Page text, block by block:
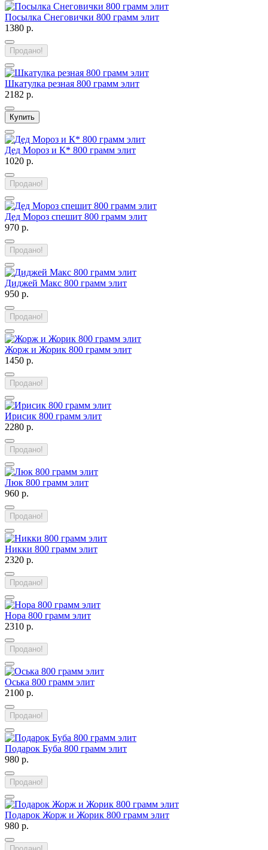
Посылка Снеговички 800 грамм элит
1380 р.
Продано!
Шкатулка резная 800 грамм элит
2182 р.
Купить
Дед Мороз и К* 800 грамм элит
1020 р.
Продано!
Дед Мороз спешит 800 грамм элит
970 р.
Продано!
Диджей Макс 800 грамм элит
950 р.
Продано!
Жорж и Жорик 800 грамм элит
1450 р.
Продано!
Ирисик 800 грамм элит
2280 р.
Продано!
Люк 800 грамм элит
960 р.
Продано!
Никки 800 грамм элит
2320 р.
Продано!
Нора 800 грамм элит
2310 р.
Продано!
Оська 800 грамм элит
2100 р.
Продано!
Подарок Буба 800 грамм элит
980 р.
Продано!
Подарок Жорж и Жорик 800 грамм элит
980 р.